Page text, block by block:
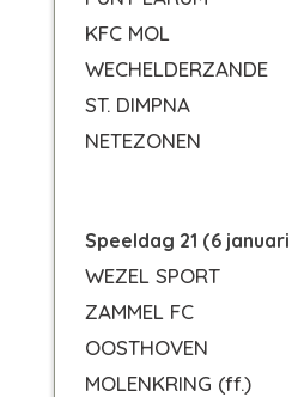
KFC MOL
WECHELDERZANDE
ST. DIMPNA
NETEZONEN
Speeldag 21 (6
WEZEL SPORT
ZAMMEL FC
OOSTHOVEN
MOLENKRING (ff.)